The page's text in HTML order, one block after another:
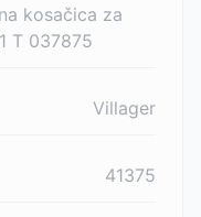
kosačica za
T 037875
Villager
41375